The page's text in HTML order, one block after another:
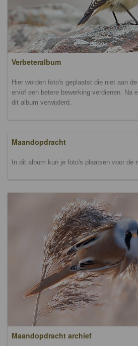
Verbeteralbum
Hier worden foto's geplaatst die niet aan
en/of een betere bewerking verdienen. Na
dit album verwijderd.
Maandopdracht
In dit album kun je foto's plaatsen voor de
Maandopdracht archief